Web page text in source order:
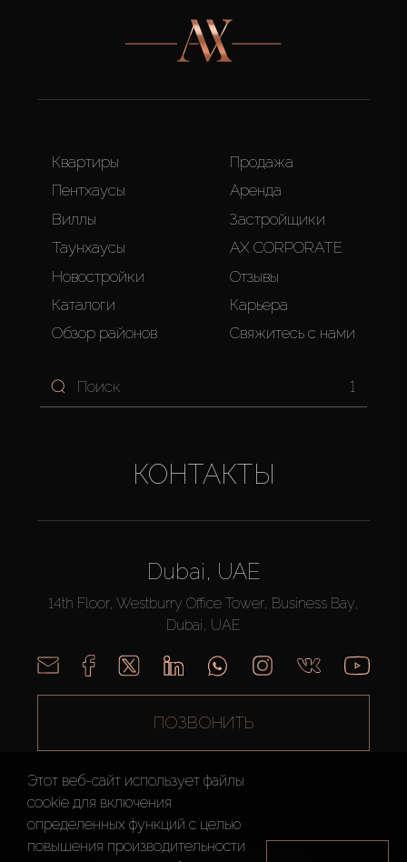
Квартиры
Пентхаусы
Виллы
Таунхаусы
Новостройки
Каталоги
Обзор районов
Продажа
Аренда
Застройщики
AX CORPORATE
Отзывы
Карьера
Свяжитесь с нами
1
КОНТАКТЫ
Dubai, UAE
14th Floor, Westburry Office Tower, Business Bay,
Dubai, UAE
ПОЗВОНИТЬ
Этот веб-сайт использует файлы
cookie для включения
определенных функций c целью
повышения производительности